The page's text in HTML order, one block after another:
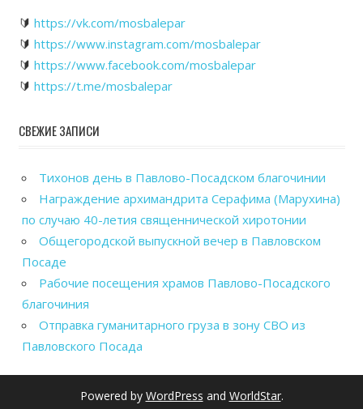
🔰 https://vk.com/mosbalepar
🔰 https://www.instagram.com/mosbalepar
🔰 https://www.facebook.com/mosbalepar
🔰 https://t.me/mosbalepar
СВЕЖИЕ ЗАПИСИ
Тихонов день в Павлово-Посадском благочинии
Награждение архимандрита Серафима (Марухина)
по случаю 40-летия священнической хиротонии
Общегородской выпускной вечер в Павловском
Посаде
Рабочие посещения храмов Павлово-Посадского
благочиния
Отправка гуманитарного груза в зону СВО из
Павловского Посада
Powered by WordPress and WorldStar.